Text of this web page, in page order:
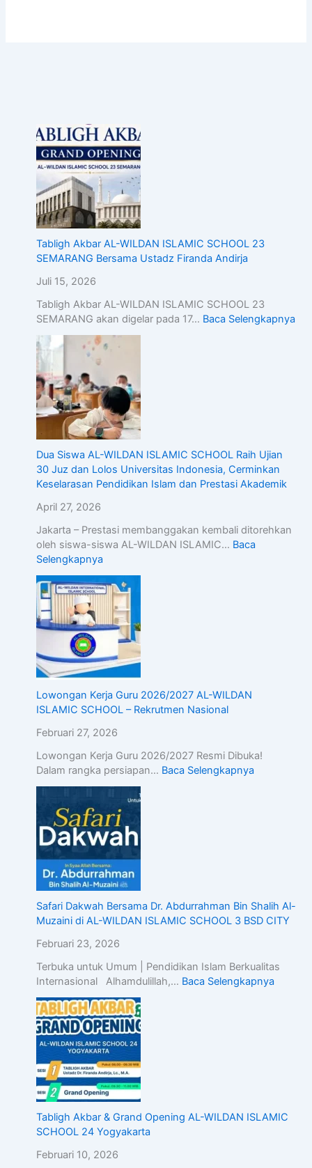
Tabligh Akbar AL-WILDAN ISLAMIC SCHOOL 23
SEMARANG Bersama Ustadz Firanda Andirja
Juli 15, 2026
Tabligh Akbar AL-WILDAN ISLAMIC SCHOOL 23
SEMARANG akan digelar pada 17… Baca Selengkapnya
Dua Siswa AL-WILDAN ISLAMIC SCHOOL Raih Ujian
30 Juz dan Lolos Universitas Indonesia, Cerminkan
Keselarasan Pendidikan Islam dan Prestasi Akademik
April 27, 2026
Jakarta – Prestasi membanggakan kembali ditorehkan
oleh siswa-siswa AL-WILDAN ISLAMIC… Baca
Selengkapnya
Lowongan Kerja Guru 2026/2027 AL-WILDAN
ISLAMIC SCHOOL – Rekrutmen Nasional
Februari 27, 2026
Lowongan Kerja Guru 2026/2027 Resmi Dibuka!
Dalam rangka persiapan… Baca Selengkapnya
Safari Dakwah Bersama Dr. Abdurrahman Bin Shalih Al-
Muzaini di AL-WILDAN ISLAMIC SCHOOL 3 BSD CITY
Februari 23, 2026
Terbuka untuk Umum | Pendidikan Islam Berkualitas
Internasional Alhamdulillah,… Baca Selengkapnya
Tabligh Akbar & Grand Opening AL-WILDAN ISLAMIC
SCHOOL 24 Yogyakarta
Februari 10, 2026